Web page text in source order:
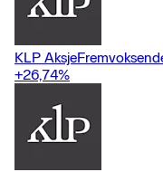
KLP
+26,74%